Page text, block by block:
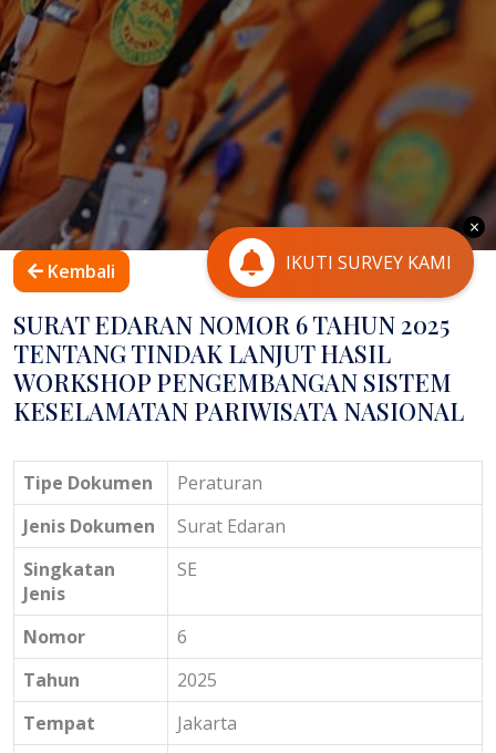
Kembali
SURAT EDARAN NOMOR 6 TAHUN 2025
TENTANG TINDAK LANJUT HASIL
WORKSHOP PENGEMBANGAN SISTEM
KESELAMATAN PARIWISATA NASIONAL
Tipe Dokumen
Peraturan
Jenis Dokumen
Surat Edaran
Singkatan
Jenis
SE
Nomor
6
Tahun
2025
Tempat
Jakarta
IKUTI SURVEY KAMI
×